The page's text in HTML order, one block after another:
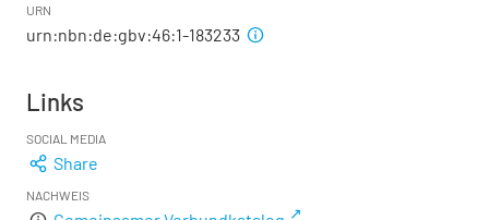
URN
urn:nbn:de:gbv:46:1-183233
Links
SOCIAL MEDIA
Share
NACHWEIS